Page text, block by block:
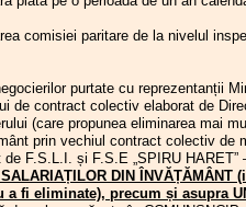
calculată
de lucru
valoarea
garantat în
funcția
sume egale
țară garantat în
de munci
mai mic de 8
respectivă
prin
de protest
următoare
vostru!”
2025-2028...
politic, societate
urâta educație
ÎN
nu o
23.06.2025
17.06.2025
30.05.2025
07.05.2025
comisiei paritare de la nivelul
purtate cu reprezentanții
de contract colectiv elaborat de
(care propunea eliminarea mai
prin vechiul contract colectiv de
F.S.L.I. și F.S.E „SPIRU HARET”
DIN
fi eliminate), precum și asupra